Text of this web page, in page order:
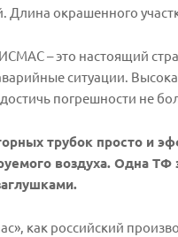
Длина окрашенного
– это настоящий
ситуации.
погрешности не
трубок просто и
воздуха. Одна
как российский